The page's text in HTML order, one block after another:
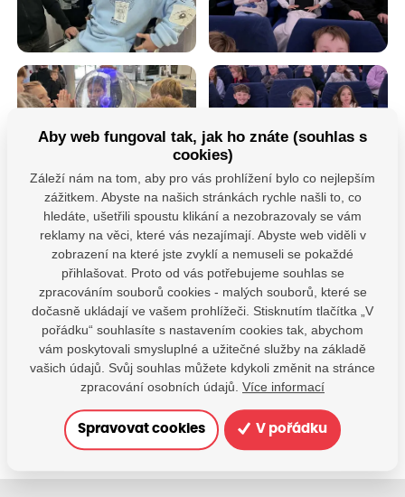
Máte dotazy?
Kontaktujte nás
SDÍLEJTE:
Aby web fungoval tak, jak ho znáte (souhlas s
cookies)
Záleží nám na tom, aby pro vás prohlížení bylo co nejlepším
zážitkem. Abyste na našich stránkách rychle našli to, co
hledáte, ušetřili spoustu klikání a nezobrazovaly se vám
reklamy na věci, které vás nezajímají. Abyste web viděli v
zobrazení na které jste zvyklí a nemuseli se pokaždé
přihlašovat. Proto od vás potřebujeme souhlas se
zpracováním souborů cookies - malých souborů, které se
dočasně ukládají ve vašem prohlížeči. Stisknutím tlačítka „V
pořádku“ souhlasíte s nastavením cookies tak, abychom
vám poskytovali smysluplné a užitečné služby na základě
vašich údajů. Svůj souhlas můžete kdykoli změnit na stránce
zpracování osobních údajů. Více informací
Spravovat cookies V pořádku